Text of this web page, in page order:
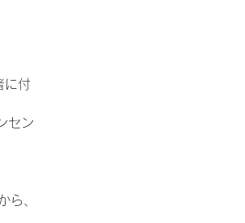
に付
セン
ら、